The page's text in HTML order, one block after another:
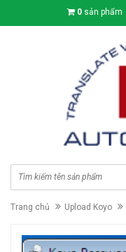
0 sản phẩm
Trang chủ Upload Koyo